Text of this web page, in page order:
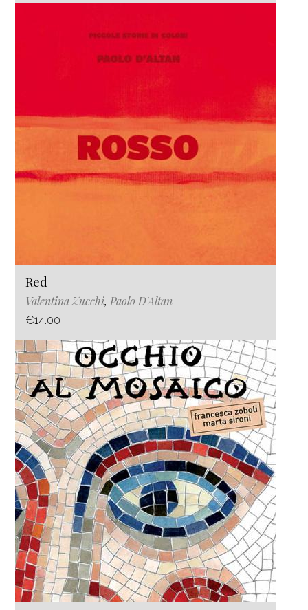
Red
Valentina Zucchi, Paolo D'Altan
€14.00